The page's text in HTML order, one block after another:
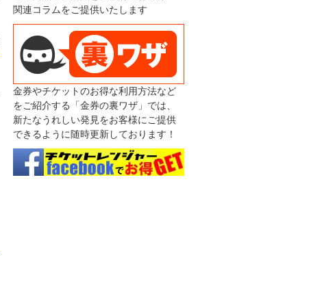
関連コラムをご提供いたします
金券やチケットのお得な利用方法など
をご紹介する「金券の裏ワザ」では、
新たなうれしい発見をお客様にご提供
できるように随時更新しております！